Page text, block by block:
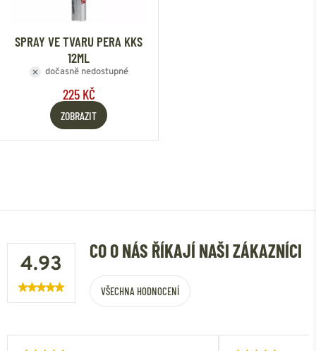
SPRAY VE TVARU PERA KKS
12ML
dočasně nedostupné
225 KČ
ZOBRAZIT
4.93
CO O NÁS ŘÍKAJÍ NAŠI ZÁKAZNÍCI
VŠECHNA HODNOCENÍ